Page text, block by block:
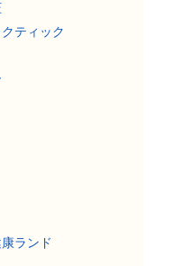
ティック
ランド